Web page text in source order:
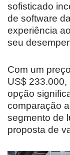
sofisticado
de software
experiência
seu
Com um
US$
opção
comparação
segmento de
proposta de